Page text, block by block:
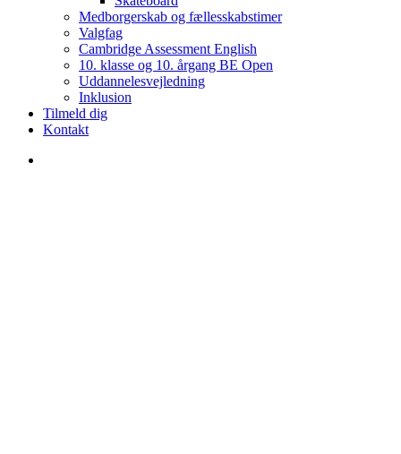
Medborgerskab og fællesskabstimer
Valgfag
Cambridge Assessment English
10. klasse og 10. årgang BE Open
Uddannelesvejledning
Inklusion
Tilmeld dig
Kontakt